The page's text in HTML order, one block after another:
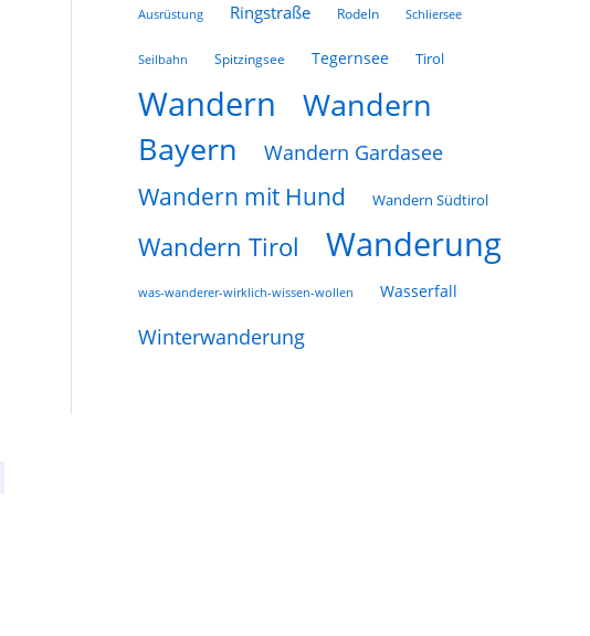
Ausrüstung Ringstraße Rodeln Schliersee
Seilbahn Spitzingsee Tegernsee Tirol
Wandern
Wandern
Bayern
Wandern Gardasee
Wandern mit Hund Wandern Südtirol
Wandern Tirol Wanderung
was-wanderer-wirklich-wissen-wollen Wasserfall
Winterwanderung